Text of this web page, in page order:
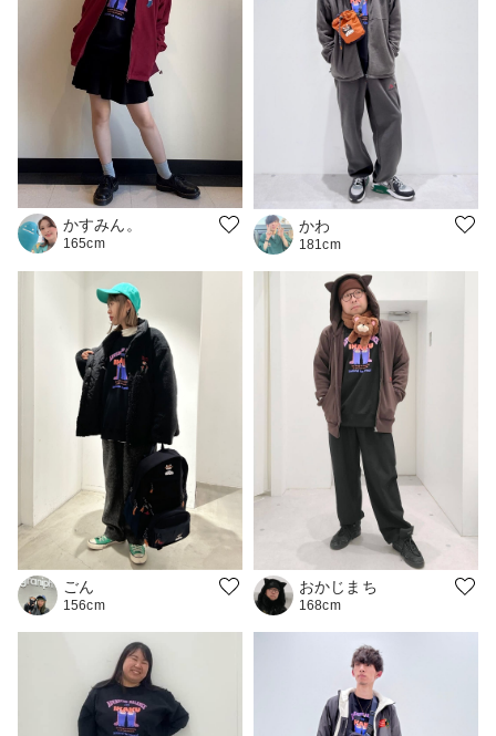
かすみん。
165cm
かわ
181cm
ごん
156cm
おかじまち
168cm